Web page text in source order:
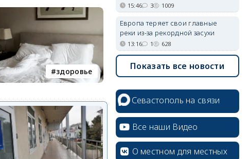
здоровье
15:46 3 1009
Европа теряет свои главные
реки из-за рекордной засухи
13:16 1 628
Показать все новости
Севастополь на связи
Все наши Видео
О местном для местных